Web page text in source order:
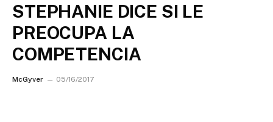
STEPHANIE DICE SI LE
PREOCUPA LA
COMPETENCIA
McGyver 05/16/2017